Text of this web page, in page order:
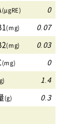
(μgRE)
0
(mg)
0.07
(mg)
0.03
(mg)
0
1.4
(g)
0.3